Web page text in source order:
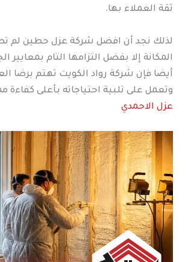
ثقة العملاء بها.
لذلك نجد أن افضل شركة عزل حطين لم
المكانة إلا بفضل التزامها التام بمعايير
أيضا فإن شركة رواد الكويت تهتم برضا
وتعمل على تلبية احتياجاته بأعلى كفاءة
عزل الاحمدي